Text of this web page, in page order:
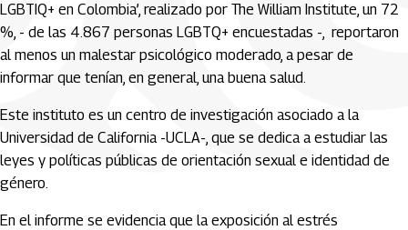
LGBTIQ+ en Colombia’, realizado por The William Institute, un 72
%, - de las 4.867 personas LGBTQ+ encuestadas -, reportaron
al menos un malestar psicológico moderado, a pesar de
informar que tenían, en general, una buena salud.
Este instituto es un centro de investigación asociado a la
Universidad de California -UCLA-, que se dedica a estudiar las
leyes y políticas públicas de orientación sexual e identidad de
género.
En el informe se evidencia que la exposición al estrés